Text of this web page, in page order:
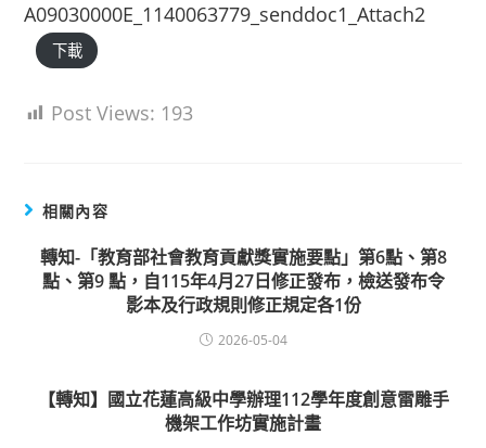
A09030000E_1140063779_senddoc1_Attach2
下載
Post Views: 193
相關內容
轉知-「教育部社會教育貢獻獎實施要點」第6點、第8
點、第9 點，自115年4月27日修正發布，檢送發布令
影本及行政規則修正規定各1份
2026-05-04
【轉知】國立花蓮高級中學辦理112學年度創意雷雕手
機架工作坊實施計畫